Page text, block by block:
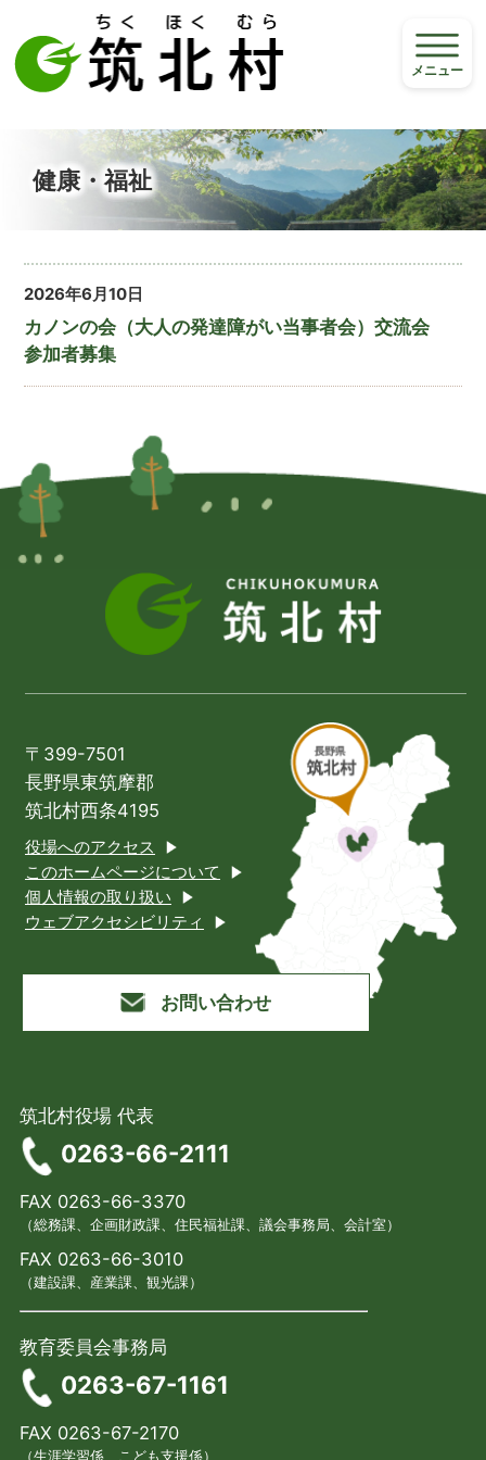
メニュー
健康・福祉
2026年6月10日
カノンの会（大人の発達障がい当事者会）交流会
参加者募集
〒399-7501
長野県東筑摩郡
筑北村西条4195
役場へのアクセス
このホームページについて
個人情報の取り扱い
ウェブアクセシビリティ
お問い合わせ
筑北村役場 代表
0263-66-2111
FAX 0263-66-3370
（総務課、企画財政課、住民福祉課、議会事務局、会計室）
FAX 0263-66-3010
（建設課、産業課、観光課）
教育委員会事務局
0263-67-1161
FAX 0263-67-2170
（生涯学習係、こども支援係）